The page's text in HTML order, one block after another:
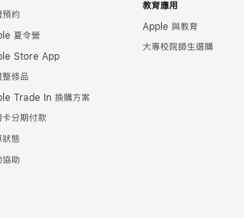
預約
夏令營
Store App
整修品
Trade In 換購方案
卡分期付款
狀態
協助
教育應用
Apple 與教育
大專校院師生選購